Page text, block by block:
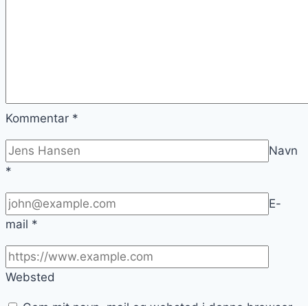
Kommentar *
Navn
*
E-
mail *
Websted